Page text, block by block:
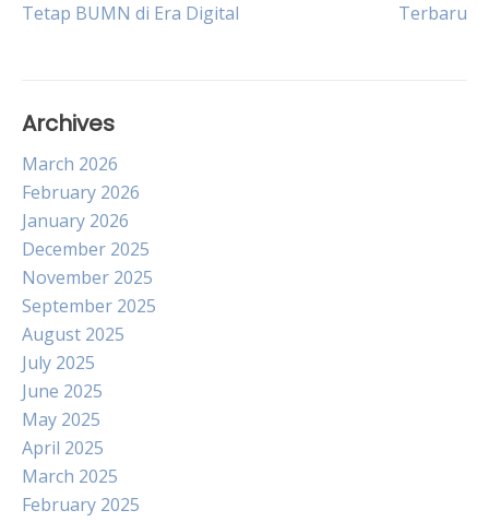
navigation
Tetap BUMN di Era Digital
Terbaru
Archives
March 2026
February 2026
January 2026
December 2025
November 2025
September 2025
August 2025
July 2025
June 2025
May 2025
April 2025
March 2025
February 2025